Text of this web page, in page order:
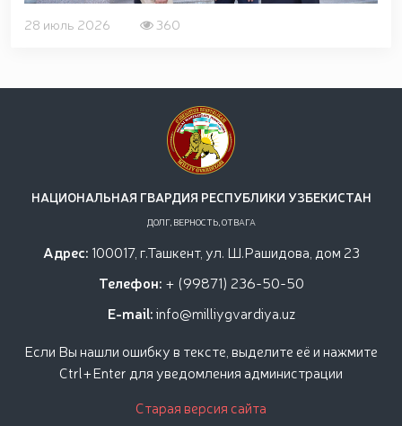
28 июль 2026 360
НАЦИОНАЛЬНАЯ ГВАРДИЯ РЕСПУБЛИКИ УЗБЕКИСТАН
ДОЛГ, ВЕРНОСТЬ, ОТВАГА
Адрес: 100017, г.Ташкент, ул. Ш.Рашидова, дом 23
Телефон: + (99871) 236-50-50
E-mail:info@milliygvardiya.uz
Если Вы нашли ошибку в тексте, выделите её и нажмите
Ctrl+Enter для уведомления администрации
Старая версия сайта